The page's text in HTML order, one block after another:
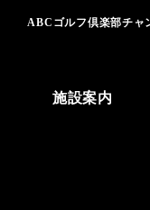
施設案内
ABCゴルフ倶楽部チャ